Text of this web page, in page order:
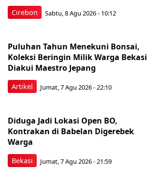
Cirebon Sabtu, 8 Agu 2026 - 10:12
Artikel
Puluhan Tahun Menekuni Bonsai,
Koleksi Beringin Milik Warga Bekasi
Diakui Maestro Jepang
Jumat, 7 Agu 2026 - 22:10
Bekasi
Diduga Jadi Lokasi Open BO,
Kontrakan di Babelan Digerebek
Warga
Jumat, 7 Agu 2026 - 21:59